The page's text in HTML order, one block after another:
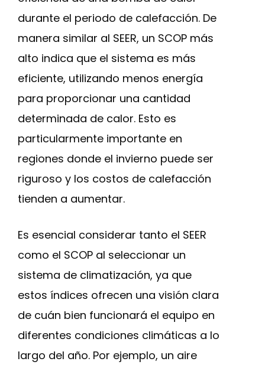
durante el periodo de calefacción. De
manera similar al SEER, un SCOP más
alto indica que el sistema es más
eficiente, utilizando menos energía
para proporcionar una cantidad
determinada de calor. Esto es
particularmente importante en
regiones donde el invierno puede ser
riguroso y los costos de calefacción
tienden a aumentar.
Es esencial considerar tanto el SEER
como el SCOP al seleccionar un
sistema de climatización, ya que
estos índices ofrecen una visión clara
de cuán bien funcionará el equipo en
diferentes condiciones climáticas a lo
largo del año. Por ejemplo, un aire